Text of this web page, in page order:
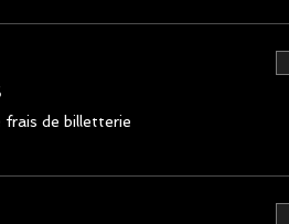
de billetterie